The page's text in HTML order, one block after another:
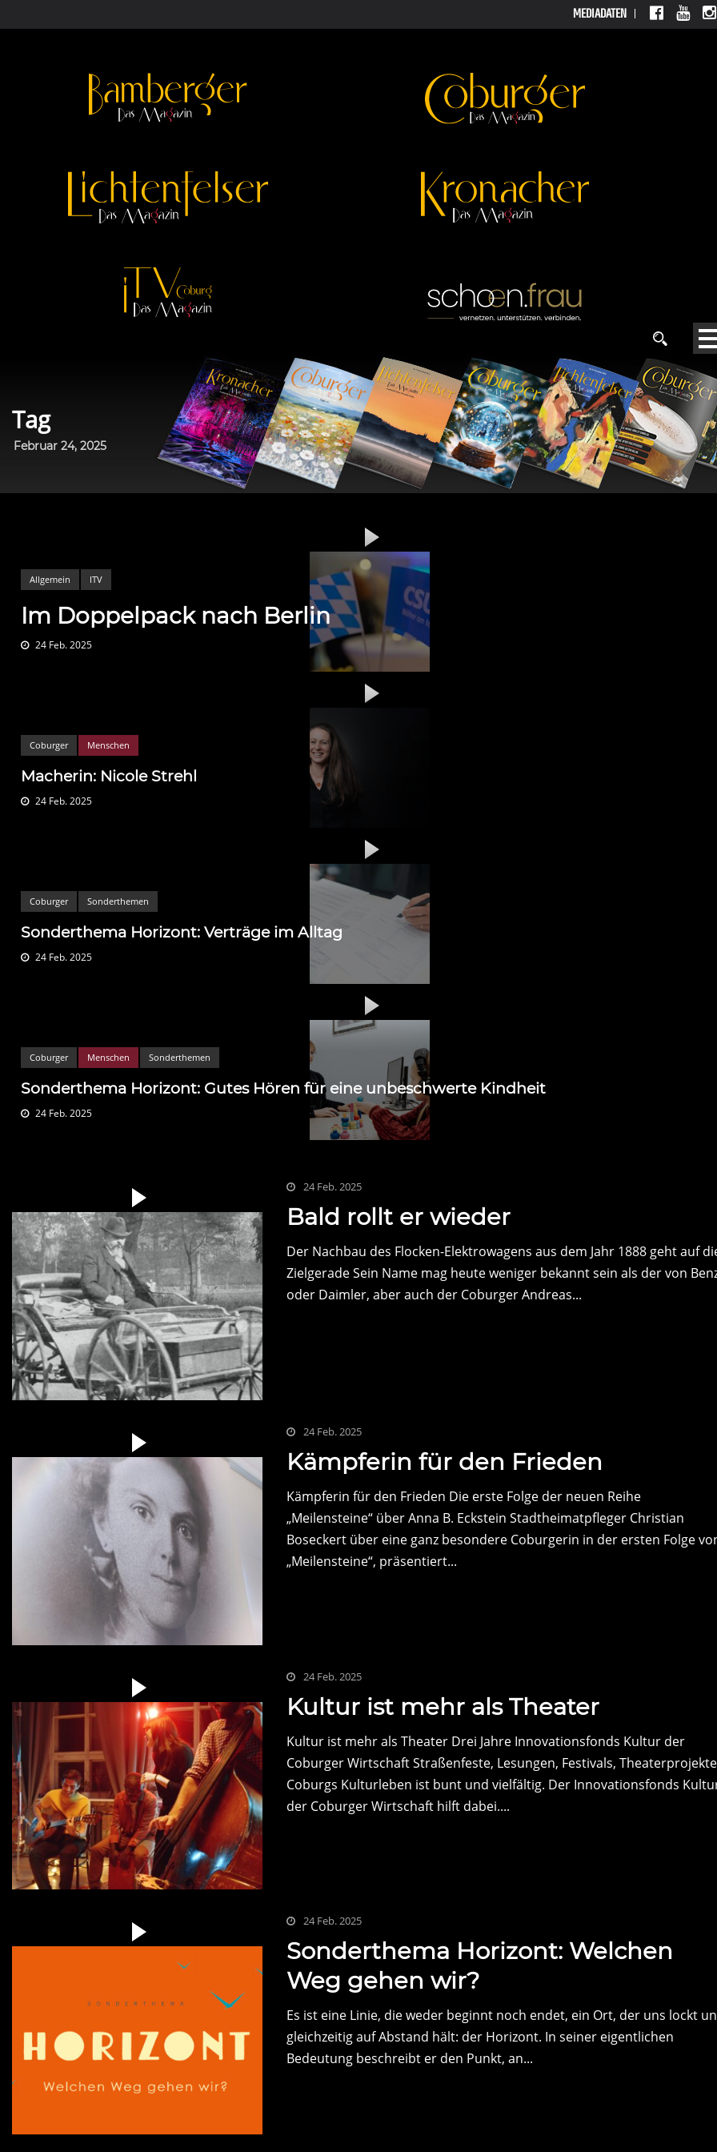
MEDIADATEN
Tag
Februar 24, 2025
Allgemein ITV
Im Doppelpack nach Berlin
24 Feb. 2025
Coburger Menschen
Macherin: Nicole Strehl
24 Feb. 2025
Coburger Sonderthemen
Sonderthema Horizont: Verträge im Alltag
24 Feb. 2025
Coburger Menschen Sonderthemen
Sonderthema Horizont: Gutes Hören für eine unbeschwerte Kindheit
24 Feb. 2025
24 Feb. 2025
Bald rollt er wieder
Der Nachbau des Flocken-Elektrowagens aus dem Jahr 1888 geht auf
Zielgerade Sein Name mag heute weniger bekannt sein als der von
oder Daimler, aber auch der Coburger Andreas...
24 Feb. 2025
Kämpferin für den Frieden
Kämpferin für den Frieden Die erste Folge der neuen Reihe
„Meilensteine“ über Anna B. Eckstein Stadtheimatpfleger Christian
Boseckert über eine ganz besondere Coburgerin in der ersten Folge
„Meilensteine“, präsentiert...
24 Feb. 2025
Kultur ist mehr als Theater
Kultur ist mehr als Theater Drei Jahre Innovationsfonds Kultur der
Coburger Wirtschaft Straßenfeste, Lesungen, Festivals,
Coburgs Kulturleben ist bunt und vielfältig. Der Innovationsfonds
der Coburger Wirtschaft hilft dabei....
24 Feb. 2025
Sonderthema Horizont: Welchen
Weg gehen wir?
Es ist eine Linie, die weder beginnt noch endet, ein Ort, der uns lockt
gleichzeitig auf Abstand hält: der Horizont. In seiner eigentlichen
Bedeutung beschreibt er den Punkt, an...